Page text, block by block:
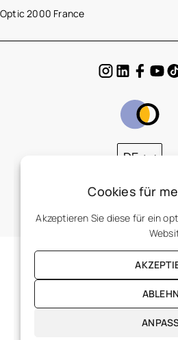
Optic 2000 France
DE
Cookies für
Akzeptieren Sie diese für ein